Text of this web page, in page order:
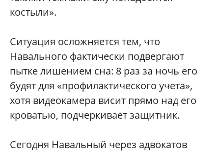
костыли».
Ситуация осложняется тем, что
Навального фактически подвергают
пытке лишением сна: 8 раз за ночь его
будят для «профилактического учета»,
хотя видеокамера висит прямо над его
кроватью, подчеркивает защитник.
Сегодня Навальный через адвокатов